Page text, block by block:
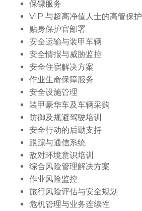
保镖服务
VIP 与超高净值人士的高管保护
贴身保护官部署
安全运输与装甲车辆
安全情报与威胁监控
安全住宿解决方案
作业生命保障服务
安全设施管理
装甲豪华车及车辆采购
防御及规避驾驶培训
安全行动的后勤支持
跟踪与通信系统
敌对环境意识培训
综合风险管理解决方案
作业风险监控
旅行风险评估与安全规划
危机管理与业务连续性